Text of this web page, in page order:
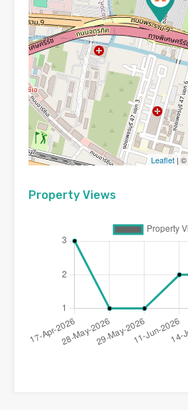
Leaflet | ©
Property Views